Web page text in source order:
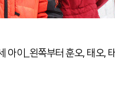
아이_왼쪽부터 훈오, 태오,